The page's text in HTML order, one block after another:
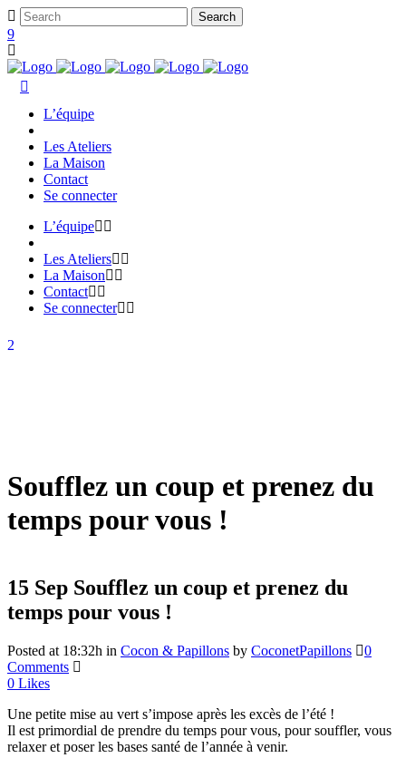
L’équipe
Les Ateliers
La Maison
Contact
Se connecter
L’équipe
Les Ateliers
La Maison
Contact
Se connecter
Soufflez un coup et prenez du
temps pour vous !
15 Sep Soufflez un coup et prenez du
temps pour vous !
Posted at 18:32h in Cocon & Papillons by CoconetPapillons
0
Comments
0 Likes
Une petite mise au vert s’impose après les excès de l’été !
Il est primordial de prendre du temps pour vous, pour souffler, vous
relaxer et poser les bases santé de l’année à venir.